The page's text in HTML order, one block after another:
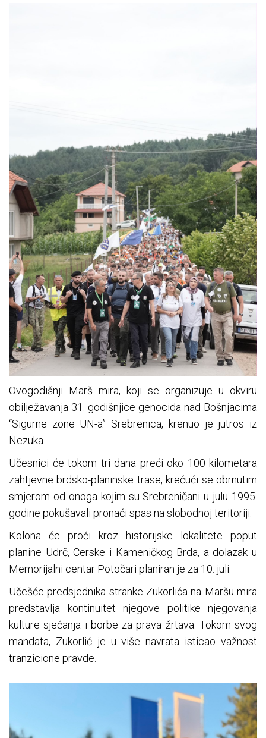
Ovogodišnji Marš mira, koji se organizuje u okviru
obilježavanja 31. godišnjice genocida nad Bošnjacima
“Sigurne zone UN-a” Srebrenica, krenuo je jutros iz
Nezuka.
Učesnici će tokom tri dana preći oko 100 kilometara
zahtjevne brdsko-planinske trase, krećući se obrnutim
smjerom od onoga kojim su Srebreničani u julu 1995.
godine pokušavali pronaći spas na slobodnoj teritoriji.
Kolona će proći kroz historijske lokalitete poput
planine Udrč, Cerske i Kameničkog Brda, a dolazak u
Memorijalni centar Potočari planiran je za 10. juli.
Učešće predsjednika stranke Zukorlića na Maršu mira
predstavlja kontinuitet njegove politike njegovanja
kulture sjećanja i borbe za prava žrtava. Tokom svog
mandata, Zukorlić je u više navrata isticao važnost
tranzicione pravde.